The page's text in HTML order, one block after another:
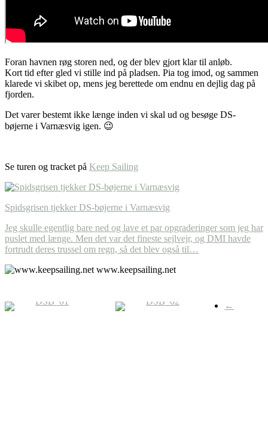
Foran havnen røg storen ned, og der blev gjort klar til anløb.
Kort tid efter gled vi stille ind på pladsen. Pia tog imod, og sammen
klarede vi skibet op, mens jeg berettede om endnu en dejlig dag på
fjorden.
Det varer bestemt ikke længe inden vi skal ud og besøge DS-
bøjerne i Varnæsvig igen. 😉
Se turen og tracket på Keep Sailing
Spidsgrisen tjekker DS-bøjerne i Varnæsvig
Jeg skulle egentlig bare ned og lave et par opgraderinger som jeg har
puslet med længe. Men det var det fineste sejlvejr, og DMI havde
fortrudt deres trussel om regn, så det blev også til…
www.keepsailing.net
←